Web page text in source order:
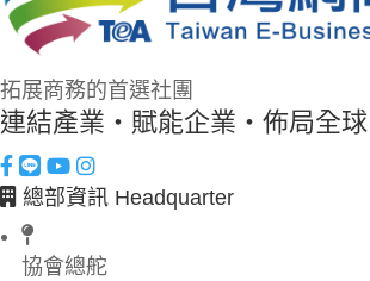
拓展商務的首選社團
連結產業・賦能企業・佈局全球
總部資訊 Headquarter
協會總舵